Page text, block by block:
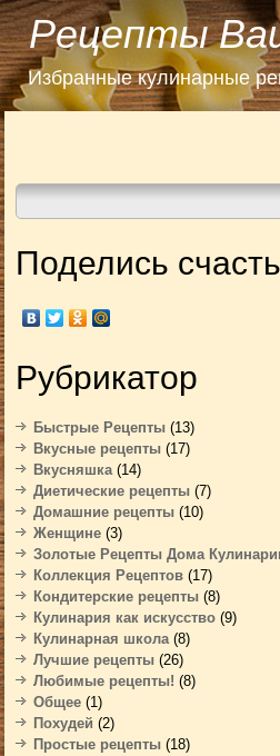
Рецепты
Избранные кулинарные
Поделись
Рубрикатор
Быстрые Рецепты (13)
Вкусные рецепты (17)
Вкусняшка(14)
Диетические рецепты (7)
Домашние рецепты (10)
Женщине (3)
Золотые Рецепты Дома
Коллекция Рецептов (17)
Кондитерские рецепты (8)
Кулинария как искусство (9)
Кулинарная школа(8)
Лучшие рецепты (26)
Любимые рецепты! (8)
Общее (1)
Похудей (2)
Простые рецепты (18)